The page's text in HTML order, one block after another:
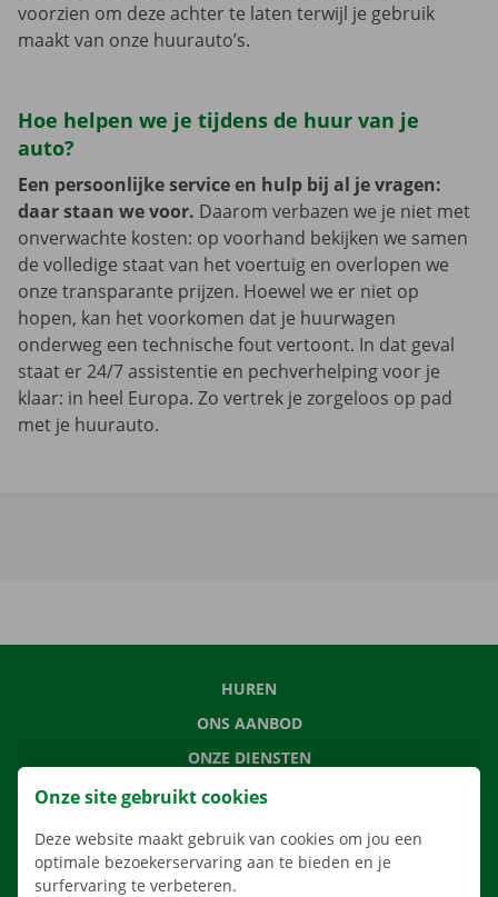
voorzien om deze achter te laten terwijl je gebruik
maakt van onze huurauto’s.
Hoe helpen we je tijdens de huur van je
auto?
Een persoonlijke service en hulp bij al je vragen:
daar staan we voor. Daarom verbazen we je niet met
onverwachte kosten: op voorhand bekijken we samen
de volledige staat van het voertuig en overlopen we
onze transparante prijzen. Hoewel we er niet op
hopen, kan het voorkomen dat je huurwagen
onderweg een technische fout vertoont. In dat geval
staat er 24/7 assistentie en pechverhelping voor je
klaar: in heel Europa. Zo vertrek je zorgeloos op pad
met je huurauto.
HUREN
ONS AANBOD
ONZE DIENSTEN
LOCATIES
VERHUISOPLOSSINGEN
Onze site gebruikt cookies
Deze website maakt gebruik van cookies om jou een
optimale bezoekerservaring aan te bieden en je
surfervaring te verbeteren.